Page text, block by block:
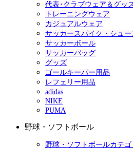
代表･クラブウェア＆グッ
トレーニングウェア
カジュアルウェア
サッカースパイク・シュー
サッカーボール
サッカーバッグ
グッズ
ゴールキーパー用品
レフェリー用品
adidas
NIKE
PUMA
野球・ソフトボール
野球・ソフトボールカテゴ